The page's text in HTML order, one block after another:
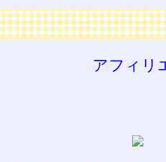
アフィリ